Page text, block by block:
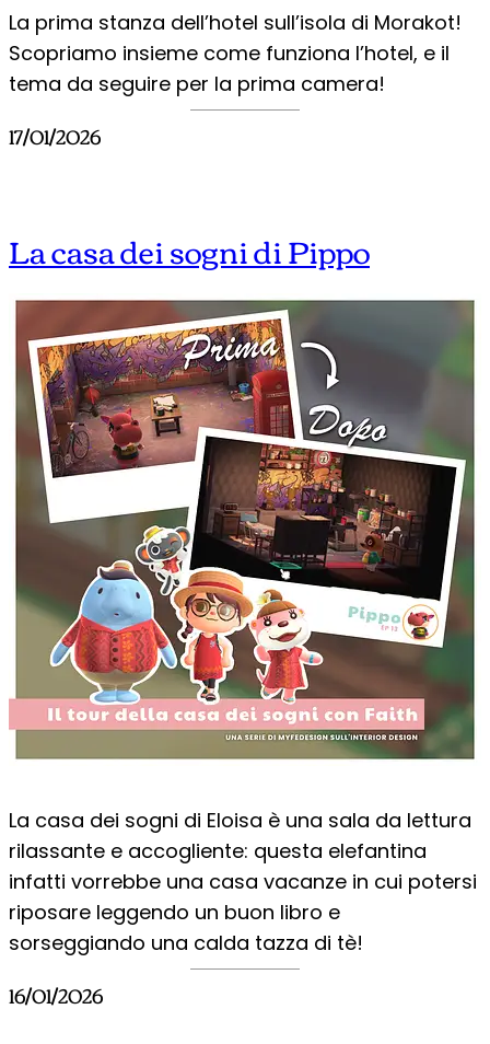
La prima stanza dell’hotel sull’isola di Morakot!
Scopriamo insieme come funziona l’hotel, e il
tema da seguire per la prima camera!
17/01/2026
La casa dei sogni di Pippo
La casa dei sogni di Eloisa è una sala da lettura
rilassante e accogliente: questa elefantina
infatti vorrebbe una casa vacanze in cui potersi
riposare leggendo un buon libro e
sorseggiando una calda tazza di tè!
16/01/2026